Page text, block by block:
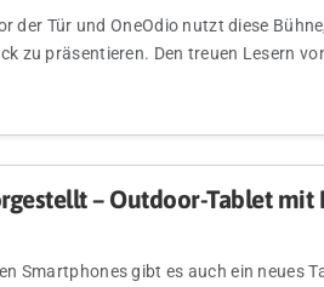
der Tür und OneOdio nutzt diese
zu präsentieren. Den treuen Lesern
– Outdoor-Tablet mit
Smartphones gibt es auch ein neues